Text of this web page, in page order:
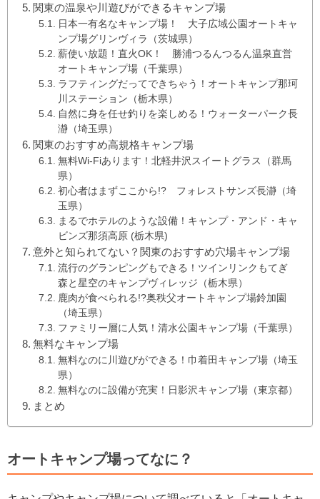
関東の温泉や川遊びができるキャンプ場
日本一有名なキャンプ場！ 大子広域公園オートキャ
ンプ場グリンヴィラ（茨城県）
薪使い放題！直火OK！ 勝浦つるんつるん温泉直営
オートキャンプ場（千葉県）
ラフティングだってできちゃう！オートキャンプ那珂
川ステーション（栃木県）
自然に身を任せ釣りを楽しめる！ウォーターパーク長
瀞（埼玉県）
関東のおすすめ高規格キャンプ場
無料Wi-Fiあります！北軽井沢スイートグラス（群馬
県）
初心者はまずここから!? フォレストサンズ長瀞（埼
玉県）
まるでホテルのような設備！キャンプ・アンド・キャ
ビンズ那須高原 (栃木県)
意外と知られてない？関東のおすすめ穴場キャンプ場
流行のグランピングもできる！ツインリンクもてぎ
森と星空のキャンプヴィレッジ（栃木県）
鹿肉が食べられる!?奥秩父オートキャンプ場鈴加園
（埼玉県）
ファミリー層に人気！清水公園キャンプ場（千葉県）
無料なキャンプ場
無料なのに川遊びができる！巾着田キャンプ場（埼玉
県）
無料なのに設備が充実！日影沢キャンプ場（東京都）
まとめ
オートキャンプ場ってなに？